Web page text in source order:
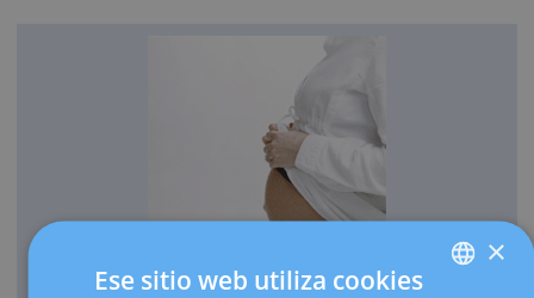
×
Ese sitio web utiliza cookies